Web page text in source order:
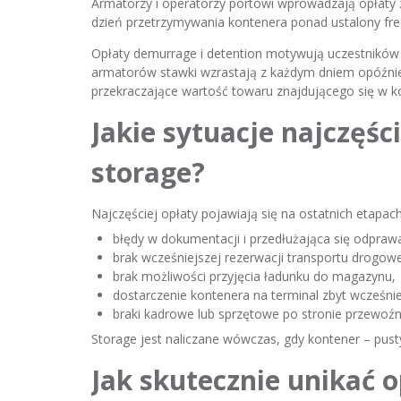
dzień przetrzymywania kontenera ponad ustalony
Opłaty demurrage i detention motywują
armatorów stawki wzrastają z każdym dniem
przekraczające wartość towaru znajdującego się w
Jakie sytuacje
storage?
Najczęściej opłaty pojawiają się na ostatnich
błędy w dokumentacji i przedłużająca się
brak wcześniejszej rezerwacji transportu
brak możliwości przyjęcia ładunku do magazynu,
dostarczenie kontenera na terminal zbyt
braki kadrowe lub sprzętowe po stronie
Storage jest naliczane wówczas, gdy kontener –
Jak skutecznie unikać